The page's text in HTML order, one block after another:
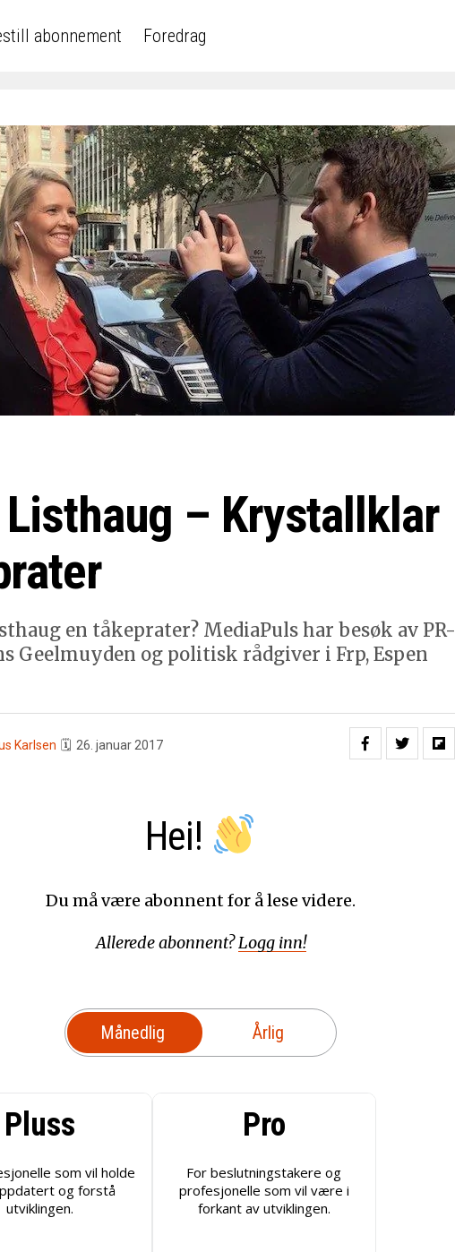
abonnement Foredrag
– Krystallklar
en tåkeprater? MediaPuls har besøk av PR-
Geelmuyden og politisk rådgiver i Frp, Espen
Karlsen 🗓 26. januar 2017
Hei!
Du må være abonnent for å lese videre.
Allerede abonnent?Logg inn!
Månedlig Årlig
Pluss
som vil holde
og forstå
utviklingen.
Pro
For beslutningstakere og
profesjonelle som vil være i
forkant av utviklingen.